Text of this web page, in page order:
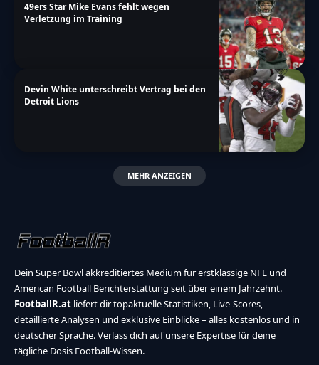
49ers Star Mike Evans fehlt wegen
Verletzung im Training
Devin White unterschreibt Vertrag bei den
Detroit Lions
MEHR ANZEIGEN
Dein Super Bowl akkreditiertes Medium für erstklassige NFL und
American Football Berichterstattung seit über einem Jahrzehnt.
FootballR.at liefert dir topaktuelle Statistiken, Live-Scores,
detaillierte Analysen und exklusive Einblicke – alles kostenlos und in
deutscher Sprache. Verlass dich auf unsere Expertise für deine
tägliche Dosis Football-Wissen.